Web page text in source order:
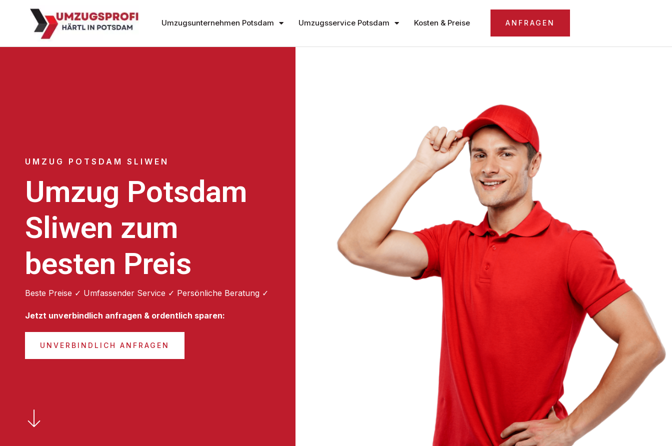
Umzugsunternehmen Potsdam Umzugsservice Potsdam Kosten & Preise ANFRAGEN
UMZUG POTSDAM SLIWEN
Umzug Potsdam
Sliwen zum
besten Preis
Beste Preise ✓ Umfassender Service ✓ Persönliche Beratung ✓
Jetzt unverbindlich anfragen & ordentlich sparen:
UNVERBINDLICH ANFRAGEN